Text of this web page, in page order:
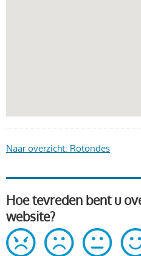
Naar overzicht: Rotondes
Hoe tevreden bent u
website?